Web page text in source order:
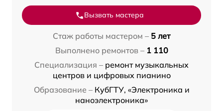
Вызвать мастера
Стаж работы мастером – 5 лет
Выполнено ремонтов – 1 110
Специализация – ремонт музыкальных
центров и цифровых пианино
Образование – КубГТУ, «Электроника и
наноэлектроника»